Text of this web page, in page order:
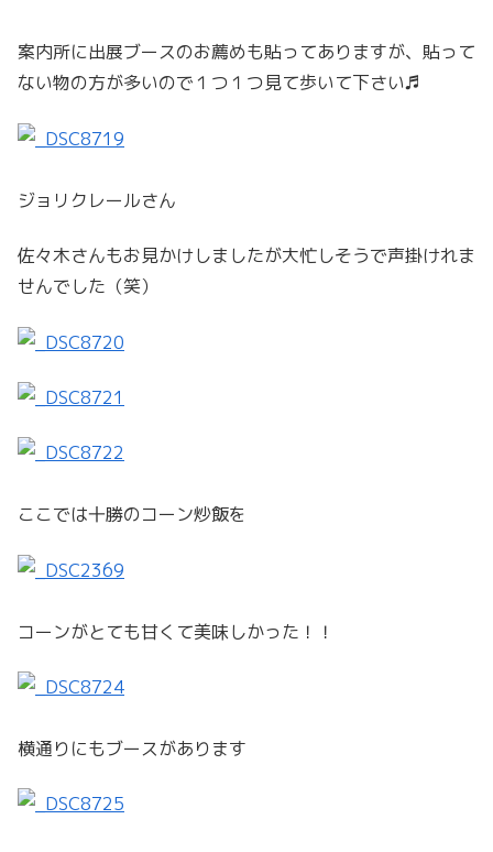
案内所に出展ブースのお薦めも貼ってありますが、貼って
ない物の方が多いので１つ１つ見て歩いて下さい♬
ジョリクレールさん
佐々木さんもお見かけしましたが大忙しそうで声掛けれま
せんでした（笑）
ここでは十勝のコーン炒飯を
コーンがとても甘くて美味しかった！！
横通りにもブースがあります